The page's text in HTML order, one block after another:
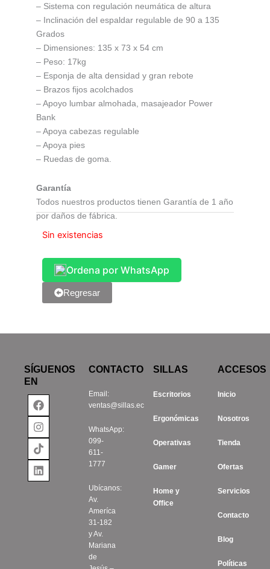
– Sistema con regulación neumática de altura
– Inclinación del espaldar regulable de 90 a 135
Grados
– Dimensiones: 135 x 73 x 54 cm
– Peso: 17kg
– Esponja de alta densidad y gran rebote
– Brazos fijos acolchados
– Apoyo lumbar almohada, masajeador Power
Bank
– Apoya cabezas regulable
– Apoya pies
– Ruedas de goma.
Garantía
Todos nuestros productos tienen Garantía de 1 año
por daños de fábrica.
Sin existencias
Ordena por WhatsApp
Regresar
SÍGUENOS
EN
Facebook
Instagram
Tiktok
Linkedin
CONTACTO
Email:
ventas@sillas.ec
WhatsApp:
099-
611-
1777
Ubícanos:
Av.
Ameríca
31-182
y Av.
Mariana
de
SILLAS
Escritorios
Ergonómicas
Operativas
Gamer
Home y
Office
ACCESOS
Inicio
Nosotros
Tienda
Ofertas
Servicios
Contacto
Blog
Políticas